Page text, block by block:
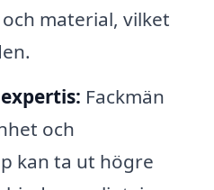
material, vilket
Fackmän
och
kan ta ut högre